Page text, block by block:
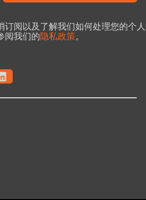
订阅以及了解我们如何处理您的个
阅我们的隐私政策。